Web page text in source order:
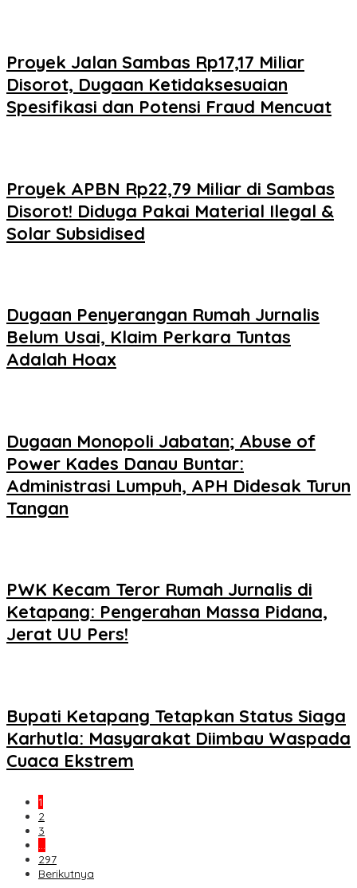
Proyek Jalan Sambas Rp17,17 Miliar
Disorot, Dugaan Ketidaksesuaian
Spesifikasi dan Potensi Fraud Mencuat
Proyek APBN Rp22,79 Miliar di Sambas
Disorot! Diduga Pakai Material Ilegal &
Solar Subsidised
Dugaan Penyerangan Rumah Jurnalis
Belum Usai, Klaim Perkara Tuntas
Adalah Hoax
Dugaan Monopoli Jabatan; Abuse of
Power Kades Danau Buntar:
Administrasi Lumpuh, APH Didesak Turun
Tangan
PWK Kecam Teror Rumah Jurnalis di
Ketapang: Pengerahan Massa Pidana,
Jerat UU Pers!
Bupati Ketapang Tetapkan Status Siaga
Karhutla: Masyarakat Diimbau Waspada
Cuaca Ekstrem
1
2
3
…
297
Berikutnya